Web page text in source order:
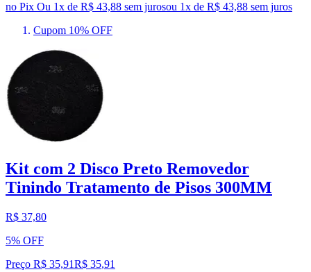
no Pix Ou 1x de R$ 43,88 sem jurosou 1x de R$ 43,88 sem juros
Cupom 10% OFF
Kit com 2 Disco Preto Removedor
Tinindo Tratamento de Pisos 300MM
R$ 37,80
5% OFF
Preço R$ 35,91R$ 35,91